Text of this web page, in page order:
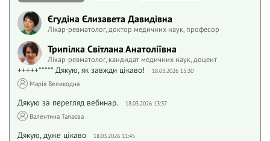
Єгудіна Єлизавета Давидівна
Лікар-ревматолог, доктор медичних наук, професор
Трипілка Світлана Анатоліївна
Лікар-ревматолог, кандидат медичних наук, доцент
+++++***** Дякую, як завжди цікаво! 18.03.2026 15:30
Марія Великодна
Дякую за перегляд вебинар. 18.03.2026 13:37
Валентина Талаєва
Дякую, дуже цікаво 18.03.2026 11:45